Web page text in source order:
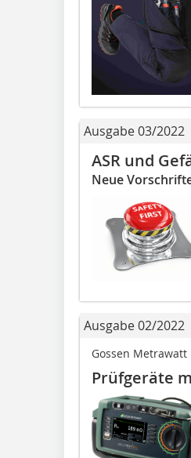
Ausgabe 03/2022
ASR und
Neue
Ausgabe 02/2022
Gossen Metrawatt
Prüfgeräte